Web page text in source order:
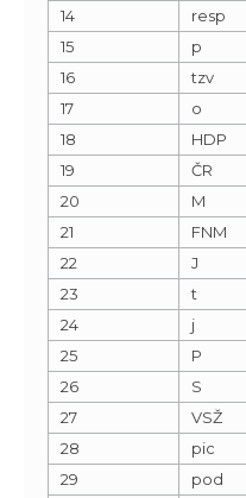
14
resp
15
p
16
tzv
17
o
18
HDP
19
ČR
20
M
21
FNM
22
J
23
t
24
j
25
P
26
S
27
VSŽ
28
pic
29
pod